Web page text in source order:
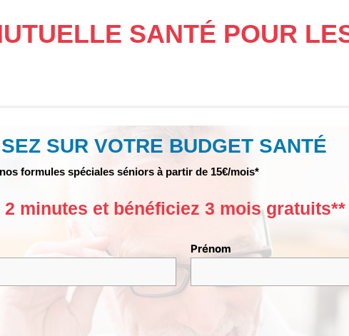
SANTÉ POUR
SUR VOTRE BUDGET SANTÉ
formules spéciales séniors à partir de 15€/mois*
2 minutes et bénéficiez 3 mois gratuits**
Prénom